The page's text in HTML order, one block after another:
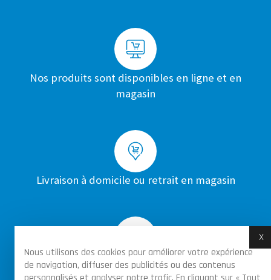
Nous utilisons des cookies pour améliorer votre expérience
de navigation, diffuser des publicités ou des contenus
X
Nos produits sont disponibles en ligne et en
magasin
Livraison à domicile ou retrait en magasin
Achats sécurisés par certificat SSL sur toutes